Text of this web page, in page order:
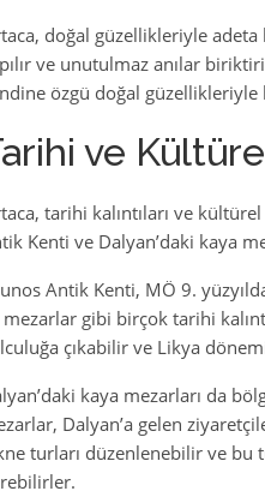
doğal güzellikleriyle
ve unutulmaz anılar
özgü doğal güzellikleriyle
ve
tarihi kalıntıları ve
Kenti ve Dalyan’daki kaya
Antik Kenti, MÖ 9.
gibi birçok tarihi
çıkabilir ve Likya
kaya mezarları da
Dalyan’a gelen
turları düzenlenebilir ve bu